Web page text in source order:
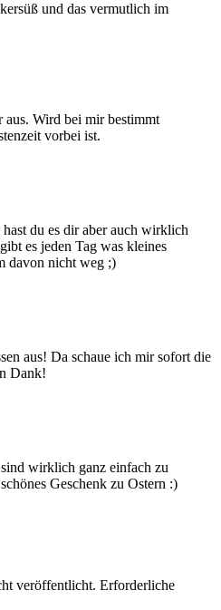
und das vermutlich im
aus. Wird bei mir bestimmt
vorbei ist.
du es dir aber auch wirklich
es jeden Tag was kleines
davon nicht weg ;)
aus! Da schaue ich mir sofort die
Dank!
wirklich ganz einfach zu
Geschenk zu Ostern :)
veröffentlicht. Erforderliche